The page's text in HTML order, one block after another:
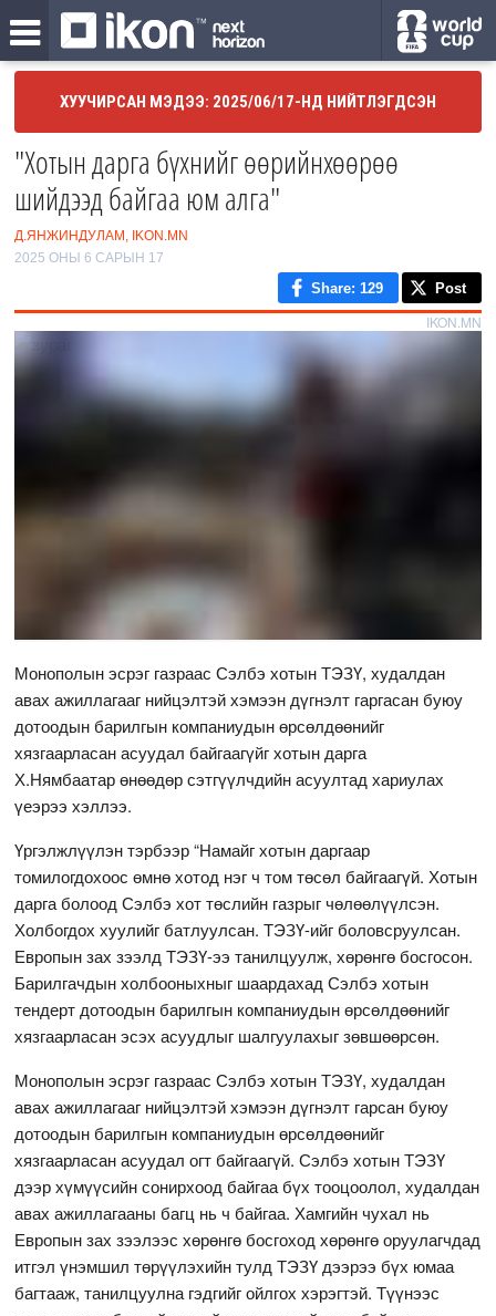
ХУУЧИРСАН МЭДЭЭ: 2025/06/17-НД НИЙТЛЭГДСЭН
"Хотын дарга бүхнийг өөрийнхөөрөө
шийдээд байгаа юм алга"
Д.ЯНЖИНДУЛАМ, IKON.MN
2025 ОНЫ 6 САРЫН 17
Share: 129 Post
IKON.MN
Монополын эсрэг газраас Сэлбэ хотын ТЭЗҮ, худалдан
авах ажиллагааг нийцэлтэй хэмээн дүгнэлт гаргасан буюу
дотоодын барилгын компаниудын өрсөлдөөнийг
хязгаарласан асуудал байгаагүйг хотын дарга
Х.Нямбаатар өнөөдөр сэтгүүлчдийн асуултад хариулах
үеэрээ хэллээ.
Үргэлжлүүлэн тэрбээр “Намайг хотын даргаар
томилогдохоос өмнө хотод нэг ч том төсөл байгаагүй. Хотын
дарга болоод Сэлбэ хот төслийн газрыг чөлөөлүүлсэн.
Холбогдох хуулийг батлуулсан. ТЭЗҮ-ийг боловсруулсан.
Европын зах зээлд ТЭЗҮ-ээ танилцуулж, хөрөнгө босгосон.
Барилгачдын холбооныхныг шаардахад Сэлбэ хотын
тендерт дотоодын барилгын компаниудын өрсөлдөөнийг
хязгаарласан эсэх асуудлыг шалгуулахыг зөвшөөрсөн.
Монополын эсрэг газраас Сэлбэ хотын ТЭЗҮ, худалдан
авах ажиллагааг нийцэлтэй хэмээн дүгнэлт гарсан буюу
дотоодын барилгын компаниудын өрсөлдөөнийг
хязгаарласан асуудал огт байгаагүй. Сэлбэ хотын ТЭЗҮ
дээр хүмүүсийн сонирхоод байгаа бүх тооцоолол, худалдан
авах ажиллагааны багц нь ч байгаа. Хамгийн чухал нь
Европын зах зээлээс хөрөнгө босгоход хөрөнгө оруулагчдад
итгэл үнэмшил төрүүлэхийн тулд ТЭЗҮ дээрээ бүх юмаа
багтааж, танилцуулна гэдгийг ойлгох хэрэгтэй. Түүнээс